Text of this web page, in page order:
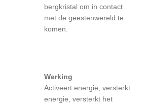
bergkristal om in contact
met de geestenwereld te
komen.
Werking
Activeert energie, versterkt
energie, versterkt het